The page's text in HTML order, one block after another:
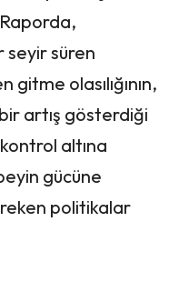
süren
gitme olasılığının,
artış gösterdiği
altına
gücüne
politikalar